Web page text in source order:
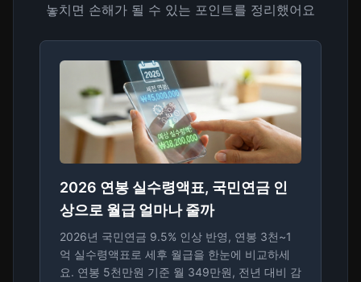
놓치면 손해가 될 수 있는 포인트를 정리했어요
2026 연봉 실수령액표, 국민연금 인
상으로 월급 얼마나 줄까
2026년 국민연금 9.5% 인상 반영, 연봉 3천~1
억 실수령액표로 세후 월급을 한눈에 비교하세
요. 연봉 5천만원 기준 월 349만원, 전년 대비 감